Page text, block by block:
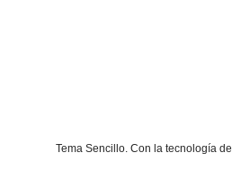
Tema Sencillo. Con la tecnología de